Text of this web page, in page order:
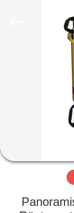
FABRIK-
AUSFLUG